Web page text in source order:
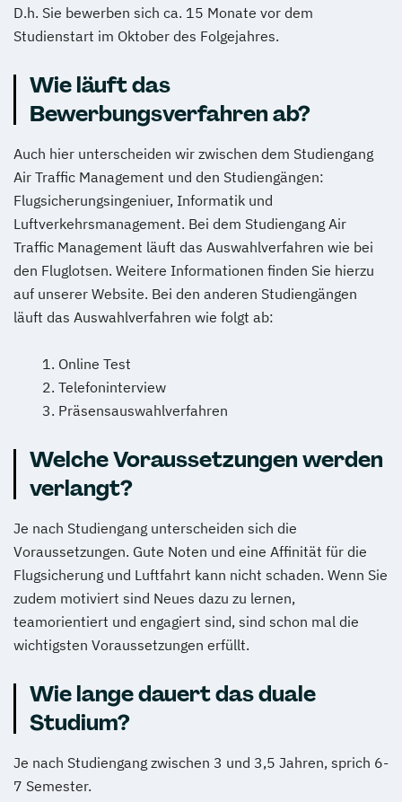
D.h. Sie bewerben sich ca. 15 Monate vor dem
Studienstart im Oktober des Folgejahres.
Wie läuft das
Bewerbungsverfahren ab?
Auch hier unterscheiden wir zwischen dem Studiengang
Air Traffic Management und den Studiengängen:
Flugsicherungsingeniuer, Informatik und
Luftverkehrsmanagement. Bei dem Studiengang Air
Traffic Management läuft das Auswahlverfahren wie bei
den Fluglotsen. Weitere Informationen finden Sie hierzu
auf unserer Website. Bei den anderen Studiengängen
läuft das Auswahlverfahren wie folgt ab:
Online Test
Telefoninterview
Präsensauswahlverfahren
Welche Voraussetzungen werden
verlangt?
Je nach Studiengang unterscheiden sich die
Voraussetzungen. Gute Noten und eine Affinität für die
Flugsicherung und Luftfahrt kann nicht schaden. Wenn Sie
zudem motiviert sind Neues dazu zu lernen,
teamorientiert und engagiert sind, sind schon mal die
wichtigsten Voraussetzungen erfüllt.
Wie lange dauert das duale
Studium?
Je nach Studiengang zwischen 3 und 3,5 Jahren, sprich 6-
7 Semester.